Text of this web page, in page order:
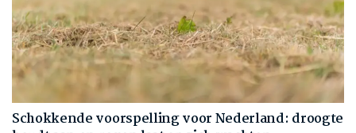
Schokkende voorspelling voor Nederland: droogte